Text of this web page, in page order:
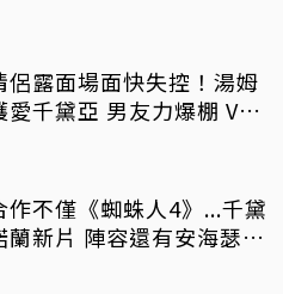
侶露面場面快失控！湯姆
愛千黛亞 男友力爆棚 VS
作不僅《蜘蛛人4》...千黛
蘭新片 陣容還有安海瑟